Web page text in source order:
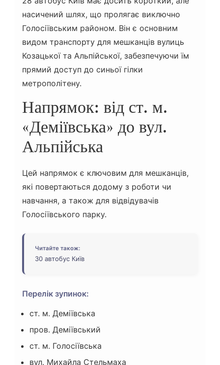
насичений шлях, що пролягає виключно
Голосіївським районом. Він є основним
видом транспорту для мешканців вулиць
Козацької та Альпійської, забезпечуючи їм
прямий доступ до синьої гілки
метрополітену.
Напрямок: від ст. м.
«Деміївська» до вул.
Альпійська
Цей напрямок є ключовим для мешканців,
які повертаються додому з роботи чи
навчання, а також для відвідувачів
Голосіївського парку.
Читайте також:
30 автобус Київ
Перелік зупинок:
ст. м. Деміївська
пров. Деміївський
ст. м. Голосіївська
вул. Михайла Стельмаха